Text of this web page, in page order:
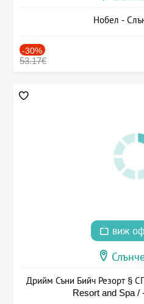
Нобел -
-30%
53.17€
виж
Дрийм Съни Бийч Резорт §
Resort and Spa /